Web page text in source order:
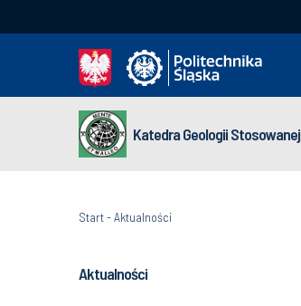
Katedra Geologii Stosowanej
Start-Aktualności
Aktualności